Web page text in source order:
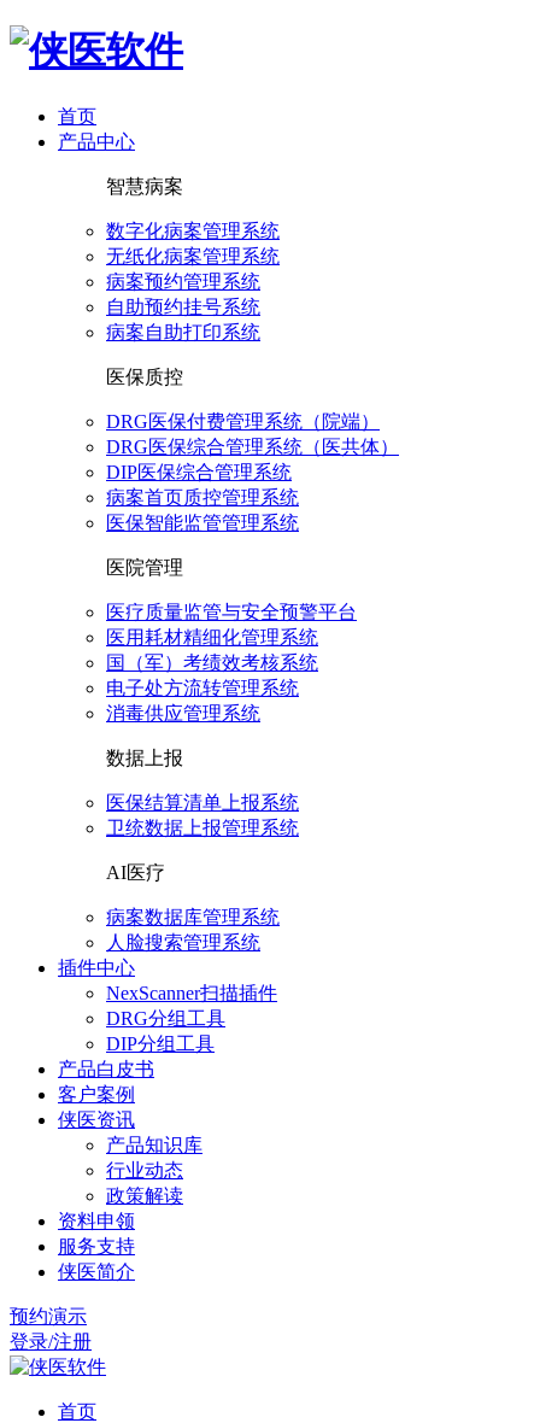
首页
产品中心
智慧病案
数字化病案管理系统
无纸化病案管理系统
病案预约管理系统
自助预约挂号系统
病案自助打印系统
医保质控
DRG医保付费管理系统（院端）
DRG医保综合管理系统（医共体）
DIP医保综合管理系统
病案首页质控管理系统
医保智能监管管理系统
医院管理
医疗质量监管与安全预警平台
医用耗材精细化管理系统
国（军）考绩效考核系统
电子处方流转管理系统
消毒供应管理系统
数据上报
医保结算清单上报系统
卫统数据上报管理系统
AI医疗
病案数据库管理系统
人脸搜索管理系统
插件中心
NexScanner扫描插件
DRG分组工具
DIP分组工具
产品白皮书
客户案例
侠医资讯
产品知识库
行业动态
政策解读
资料申领
服务支持
侠医简介
预约演示
登录/注册
首页